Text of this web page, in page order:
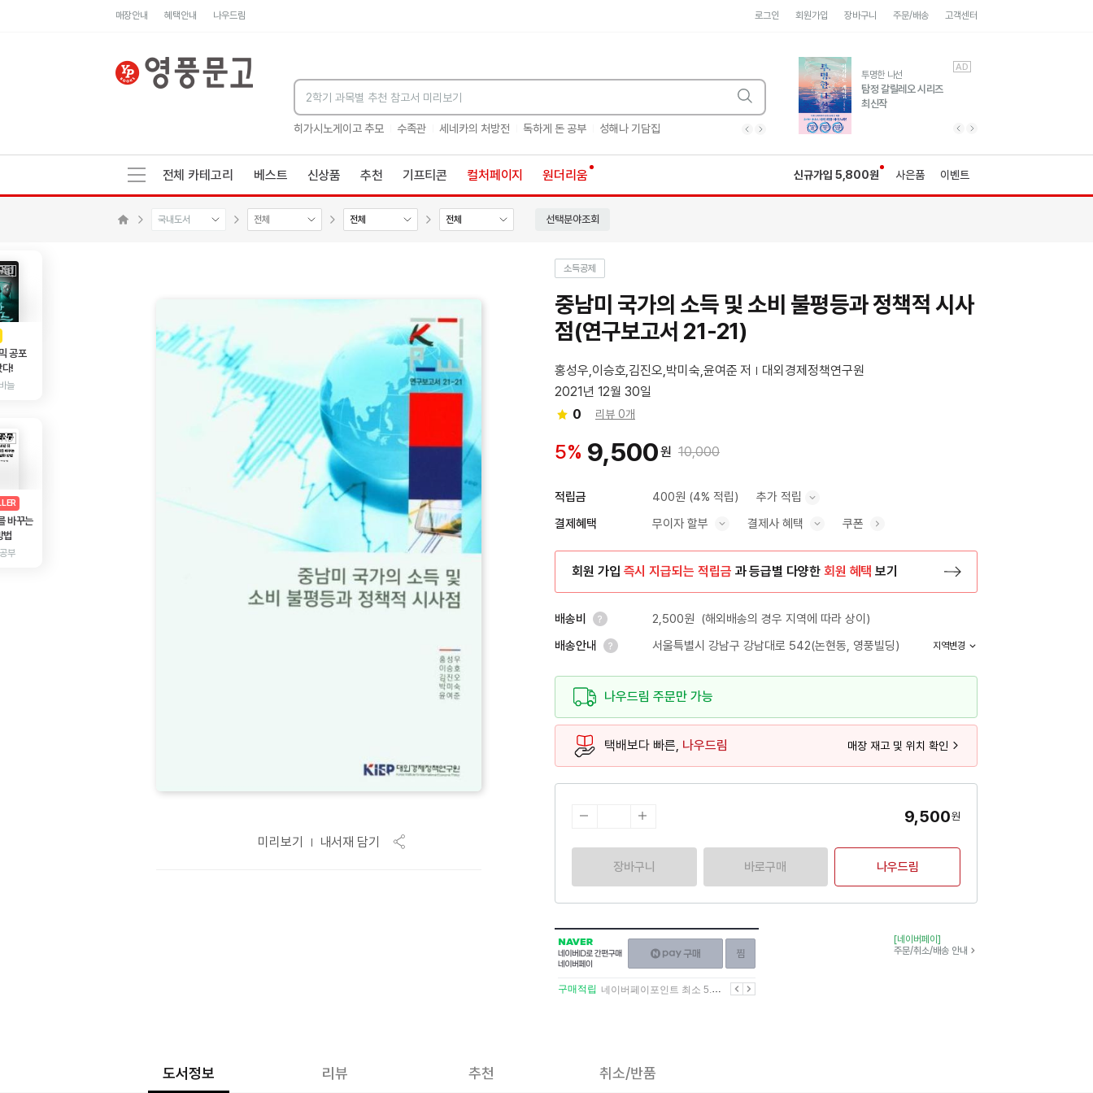
매장안내 혜택안내 나우드림 로그인 회원가입 장바구니 주문/배송 고객센터
히가시노게이고 추모 수족관 세네카의 처방전 독하게 돈 공부 성해나 기담집 히가시노게이고 추모 수족관 독하게 돈 공부
유럽 도시 기행3
풍성한 서사와 인문학적
통찰!
AD
투명한 나선
탐정 갈릴레오 시리즈
최신작
AD
전체 카테고리 베스트 신상품 추천 기프티콘 컬처페이지 원더리움 신규가입 5,800원 사은품 이벤트
국내도서 전체 전체 전체 선택분야조회
AD
공포
다!
늘
AD
바꾸는
법
부
미리보기 내서재 담기
소득공제
중남미 국가의 소득 및 소비 불평등과 정책적 시사
점(연구보고서 21-21)
홍성우,이승호,김진오,박미숙,윤여준 저
대외경제정책연구원
2021년 12월 30일
0
리뷰 0개
5% 9,500원 10,000
적립금 400원 (4% 적립) 추가 적립
결제혜택 무이자 할부 결제사 혜택 쿠폰
회원 가입 즉시 지급되는 적립금 과 등급별 다양한 회원 혜택 보기
배송비 2,500원 (해외배송의 경우 지역에 따라 상이)
배송안내
서울특별시 강남구 강남대로 542(논현동, 영풍빌딩) 지역변경
나우드림 주문만 가능
택배보다 빠른, 나우드림 매장 재고 및 위치 확인
9,500원
장바구니 바로구매 나우드림
NAVER
네이버
ID로
간편구매
네이버페이
구매하기
이전
구매적립 네이버페이포인트 최소 5.5% 적립 다음
[네이버페이]
주문/취소/배송 안내
도서정보 리뷰 추천 취소/반품